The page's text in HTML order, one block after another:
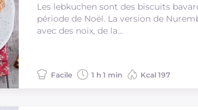
Les lebkuchen sont des biscuits
période de Noël. La version de
avec des noix, de la…
Facile 1 h 1 min Kcal 197